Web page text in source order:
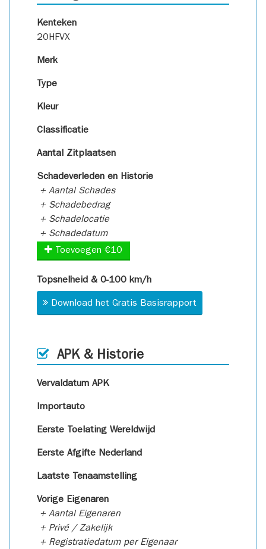
Kenteken
20HFVX
Merk
Type
Kleur
Classificatie
Aantal Zitplaatsen
Schadeverleden en Historie
+ Aantal Schades
+ Schadebedrag
+ Schadelocatie
+ Schadedatum
Toevoegen €10
Topsnelheid & 0-100 km/h
Download het Gratis Basisrapport
APK & Historie
Vervaldatum APK
Importauto
Eerste Toelating Wereldwijd
Eerste Afgifte Nederland
Laatste Tenaamstelling
Vorige Eigenaren
+ Aantal Eigenaren
+ Privé / Zakelijk
+ Registratiedatum per Eigenaar